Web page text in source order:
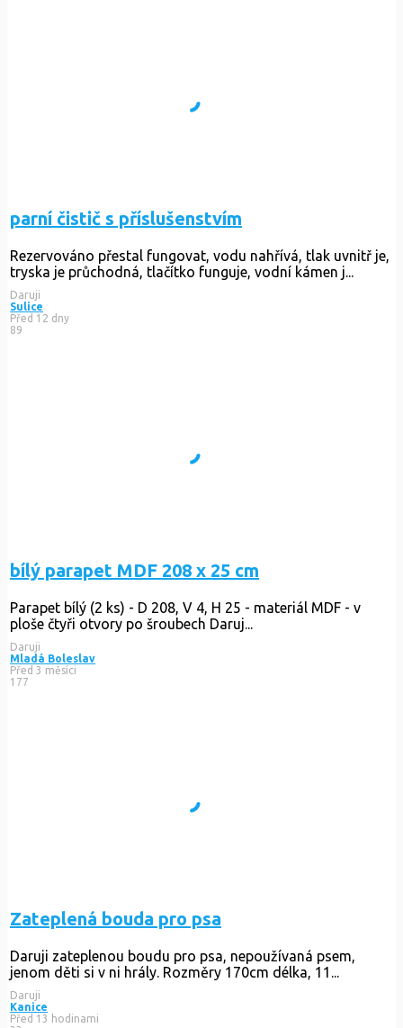
parní čistič s příslušenstvím
Rezervováno přestal fungovat, vodu nahřívá, tlak uvnitř je,
tryska je průchodná, tlačítko funguje, vodní kámen j...
Daruji
Sulice
Před 12 dny
89
bílý parapet MDF 208 x 25 cm
Parapet bílý (2 ks) - D 208, V 4, H 25 - materiál MDF - v
ploše čtyři otvory po šroubech Daruj...
Daruji
Mladá Boleslav
Před 3 měsíci
177
Zateplená bouda pro psa
Daruji zateplenou boudu pro psa, nepoužívaná psem,
jenom děti si v ni hrály. Rozměry 170cm délka, 11...
Daruji
Kanice
Před 13 hodinami